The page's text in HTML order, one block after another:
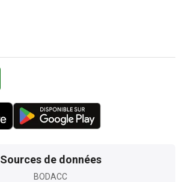
Sources de données
BODACC